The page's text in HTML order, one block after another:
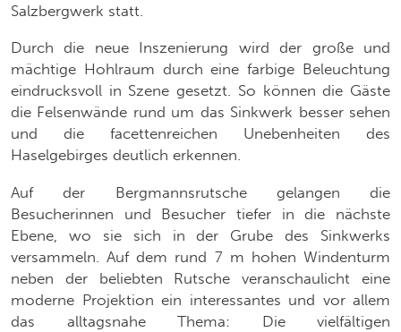
Salzbergwerk statt.
Durch die neue Inszenierung wird der große und
mächtige Hohlraum durch eine farbige Beleuchtung
eindrucksvoll in Szene gesetzt. So können die Gäste
die Felsenwände rund um das Sinkwerk besser sehen
und die facettenreichen Unebenheiten des
Haselgebirges deutlich erkennen.
Auf der Bergmannsrutsche gelangen die
Besucherinnen und Besucher tiefer in die nächste
Ebene, wo sie sich in der Grube des Sinkwerks
versammeln. Auf dem rund 7 m hohen Windenturm
neben der beliebten Rutsche veranschaulicht eine
moderne Projektion ein interessantes und vor allem
das alltagsnahe Thema: Die vielfältigen